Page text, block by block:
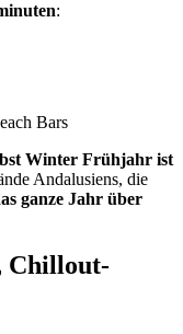
:
Bars
Winter Frühjahr ist
Andalusiens, die
ganze Jahr über
Chillout-